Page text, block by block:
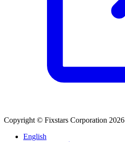
Copyright © Fixstars Corporation 2026
English